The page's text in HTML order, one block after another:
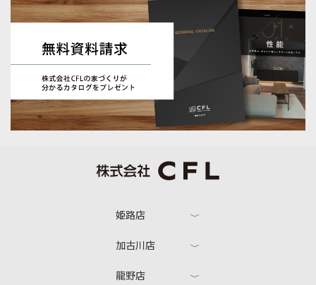
姫路店
加古川店
龍野店